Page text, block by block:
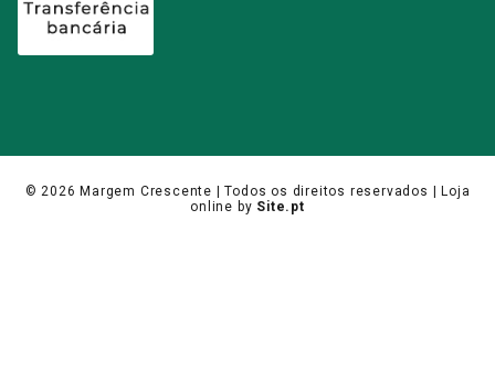
© 2026 Margem Crescente | Todos os direitos reservados |
Loja
online by Site.pt